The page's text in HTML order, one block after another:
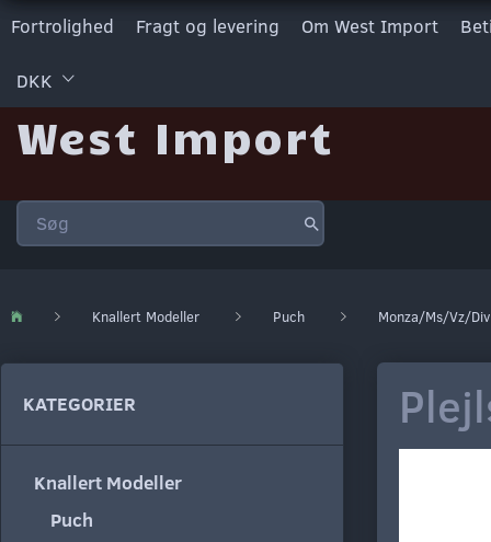
Fortrolighed Fragt og levering Om West Import
DKK
West Import
Knallert Modeller Puch Monza/Ms/Vz/Div
KATEGORIER
Knallert Modeller
Puch